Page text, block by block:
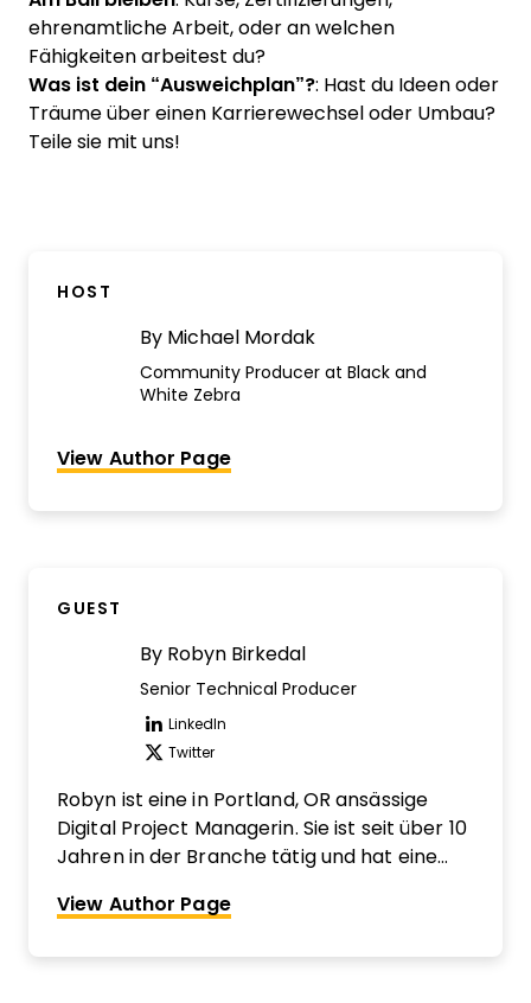
ehrenamtliche Arbeit, oder an welchen
Fähigkeiten arbeitest du?
Was ist dein “Ausweichplan”?: Hast du Ideen oder
Träume über einen Karrierewechsel oder Umbau?
Teile sie mit uns!
HOST
By Michael Mordak
Community Producer at Black and
White Zebra
View Author Page
GUEST
By Robyn Birkedal
Senior Technical Producer
LinkedIn
Opens new window
Twitter
Opens new window
Robyn ist eine in Portland, OR ansässige
Digital Project Managerin. Sie ist seit über 10
Jahren in der Branche tätig und hat eine
darunter Websites, Produkt-UX/UI, digitale
View Author Page